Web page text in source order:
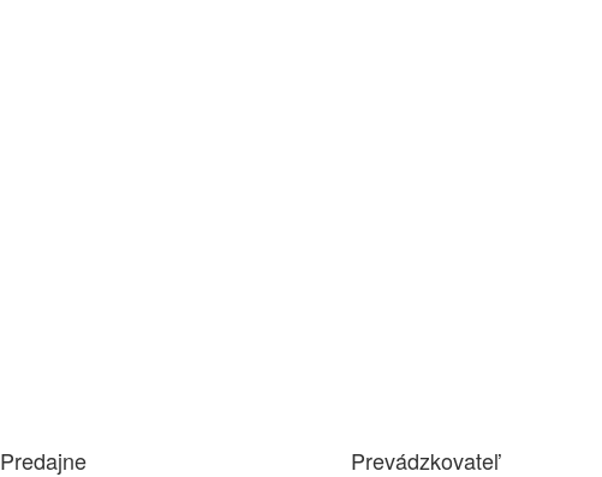
Predajne Prevádzkovateľ